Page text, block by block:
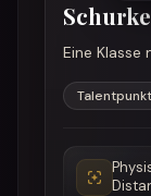
Schurke
Eine